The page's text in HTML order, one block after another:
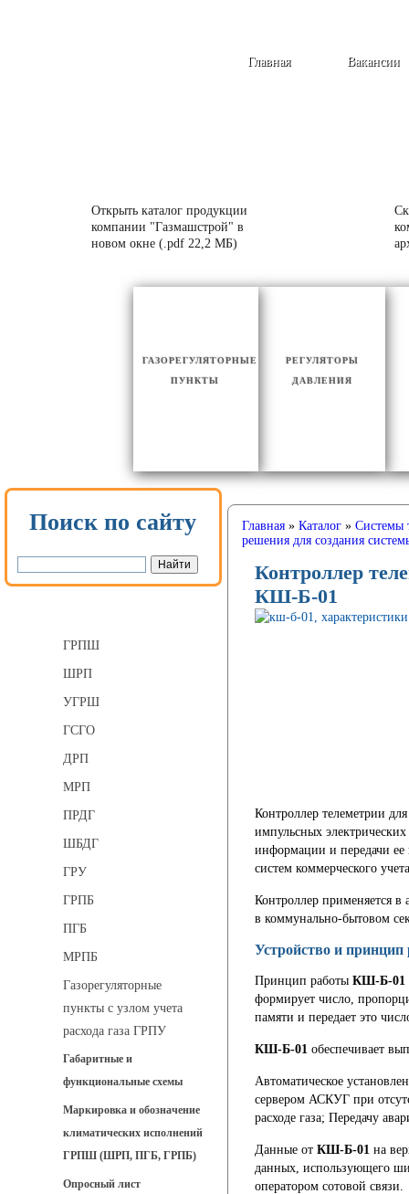
Вакансии
Главная
Открыть каталог продукции
компании "Газмашстрой" в
новом окне (.pdf 22,2 МБ)
РЕГУЛЯТОРЫ
ДАВЛЕНИЯ
ГАЗОРЕГУЛЯТОРНЫЕ
ПУНКТЫ
Поиск по сайту
ГРПШ
ШРП
УГРШ
ГСГО
ДРП
МРП
ПРДГ
ШБДГ
ГРУ
ГРПБ
ПГБ
МРПБ
Газорегуляторные
пункты с узлом учета
расхода газа ГРПУ
Габаритные и
функциональные схемы
Маркировка и обозначение
климатических исполнений
ГРПШ (ШРП, ПГБ, ГРПБ)
Опросный лист
Главная» Каталог» Системы
решения для создания
Контроллер
КШ-Б-01
Контроллер телеметрии
импульсных
информации и передачи
систем коммерческого
Контроллер применяется в
в коммунально-бытовом
Устройство и
Принцип работы КШ-Б-01
формирует число,
памяти и передает это
КШ-Б-01 обеспечивает
Автоматическое
сервером АСКУГ при
расходе газа; Передачу
Данные от КШ-Б-01 на
данных, использующего
оператором сотовой связи.